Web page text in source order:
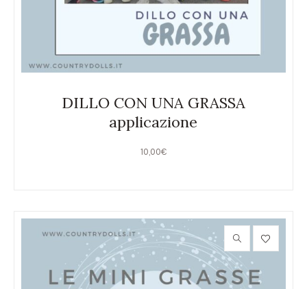
DILLO CON UNA GRASSA
applicazione
10,00€